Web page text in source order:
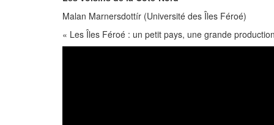
Malan Marnersdottír (Université des Îles Féroé)
« Les Îles Féroé : un petit pays, une grande